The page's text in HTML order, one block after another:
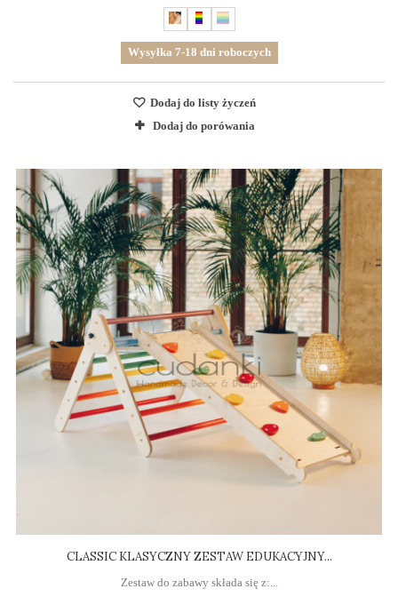
Wysyłka 7-18 dni roboczych
Dodaj do listy życzeń
Dodaj do porówania
CLASSIC KLASYCZNY ZESTAW EDUKACYJNY...
Zestaw do zabawy składa się z:...